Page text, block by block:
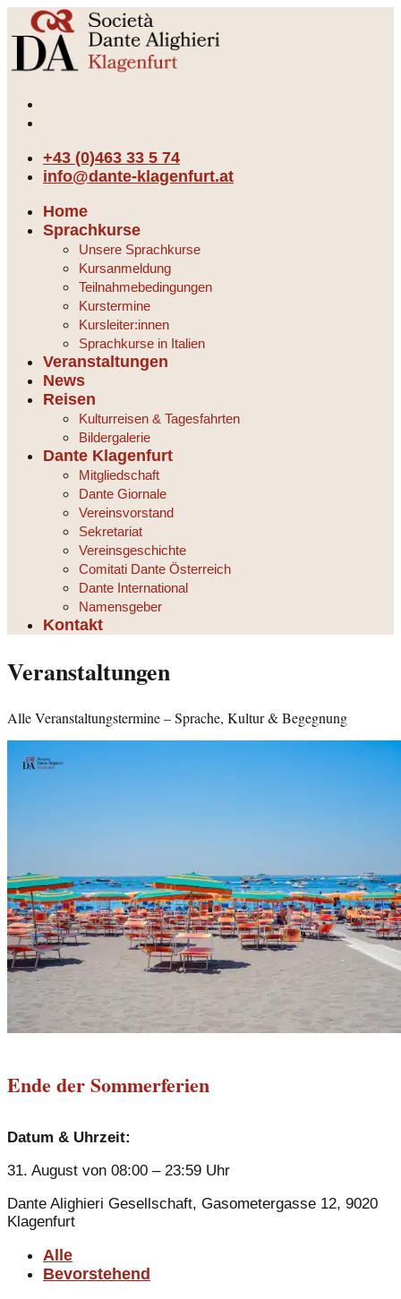
+43 (0)463 33 5 74
info@dante-klagenfurt.at
Home
Sprachkurse
Unsere Sprachkurse
Kursanmeldung
Teilnahmebedingungen
Kurstermine
Kursleiter:innen
Sprachkurse in Italien
Veranstaltungen
News
Reisen
Kulturreisen & Tagesfahrten
Bildergalerie
Dante Klagenfurt
Mitgliedschaft
Dante Giornale
Vereinsvorstand
Sekretariat
Vereinsgeschichte
Comitati Dante Österreich
Dante International
Namensgeber
Kontakt
Veranstaltungen
Alle Veranstaltungstermine – Sprache, Kultur & Begegnung
Ende der Sommerferien
Datum & Uhrzeit:
31. August von 08:00 – 23:59 Uhr
Dante Alighieri Gesellschaft, Gasometergasse 12, 9020
Klagenfurt
Alle
Bevorstehend